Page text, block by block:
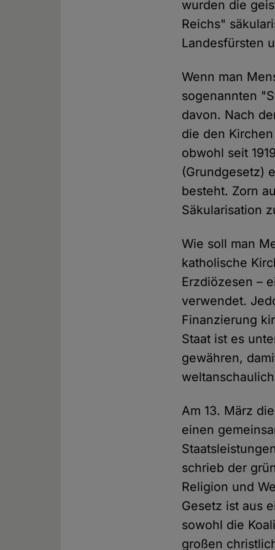
wurden die
Reichs"
Landesfürsten
Wenn man
sogenannten
davon. Nach
die den
obwohl seit
(Grundgesetz)
besteht. Zorn
Säkularisation
Wie soll man
katholische
Erzdiözesen –
verwendet.
Finanzierung
Staat ist es
gewähren,
Am 13. März
einen
schrieb der
Religion und
Gesetz ist aus
sowohl die
großen